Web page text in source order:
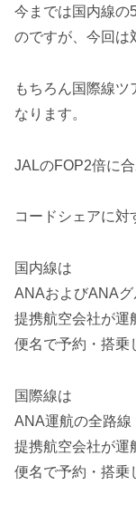
今までは国内線の
のですが、今回は
もちろん国際線
なります。
JALのFOP2倍に
コードシェアに対
国内線は
ANAおよびANA
提携航空会社が運
便名で予約・搭乗
国際線は
ANA運航の全路線
提携航空会社が運
便名で予約・搭乗